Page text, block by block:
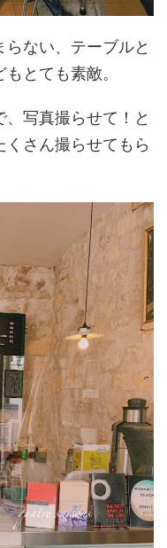
ない、テーブルと
とても素敵。
写真撮らせて！と
さん撮らせてもら